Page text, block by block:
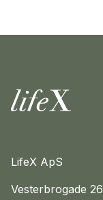
LifeX ApS
Vesterbrogade 26